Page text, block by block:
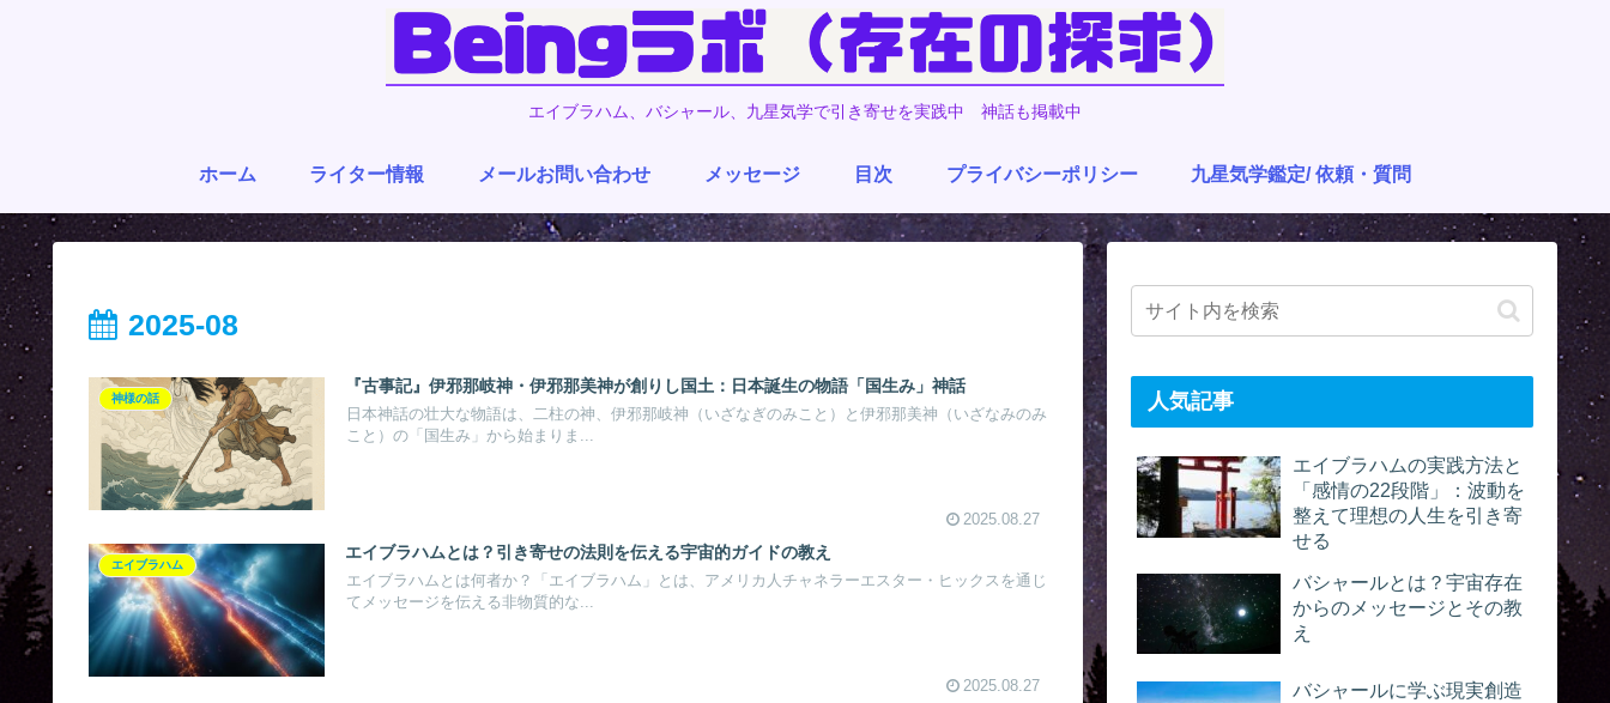
エイブラハム、バシャール、九星気学で引き寄せを実践中 神話も掲載中
ホーム ライター情報 メールお問い合わせ メッセージ 目次 プライバシーポリシー 九星気学鑑定/ 依頼・質問
2025-08
神様の話
『古事記』伊邪那岐神・伊邪那美神が創りし国土：日本誕生の物語「国生み」神話
日本神話の壮大な物語は、二柱の神、伊邪那岐神（いざなぎのみこと）と伊邪那美神（いざなみのみ
こと）の「国生み」から始まりま...
2025.08.27
エイブラハム
エイブラハムとは？引き寄せの法則を伝える宇宙的ガイドの教え
エイブラハムとは何者か？「エイブラハム」とは、アメリカ人チャネラーエスター・ヒックスを通じ
てメッセージを伝える非物質的な...
2025.08.27
人気記事
エイブラハムの実践方法と
「感情の22段階」：波動を
整えて理想の人生を引き寄
せる
バシャールとは？宇宙存在
からのメッセージとその教
え
バシャールに学ぶ現実創造